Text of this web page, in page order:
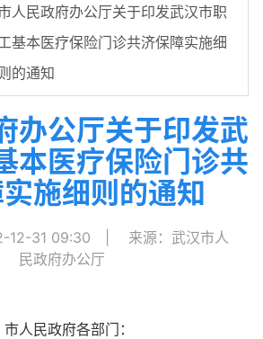
人民政府办公厅关于印发武汉市职
基本医疗保险门诊共济保障实施细
的通知
办公厅关于印发武
本医疗保险门诊共
施细则的通知
12-31 09:30
来源：武汉市人
民政府办公厅
人民政府各部门：